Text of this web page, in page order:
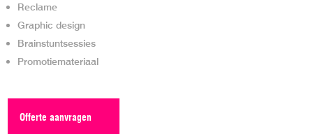
Reclame
Graphic design
Brainstuntsessies
Promotiemateriaal
Offerte aanvragen